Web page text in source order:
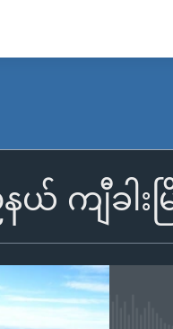
ည်နယ် ကျီခ